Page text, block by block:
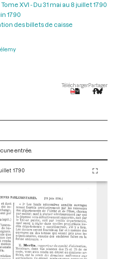
Tome XVI - Du 31 mai au 8 juillet 1790
1790
des billets de caisse
TéléchargerPartager
entrée.
1790